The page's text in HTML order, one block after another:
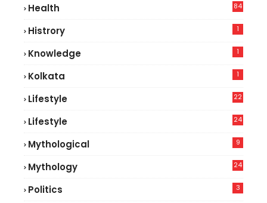
Health
84
Histrory 1
Knowledge 1
Kolkata 1
Lifestyle
22
Lifestyle
24
Mythological 9
Mythology 24
Politics 3